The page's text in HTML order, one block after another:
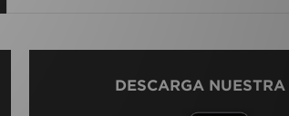
DESCARGA